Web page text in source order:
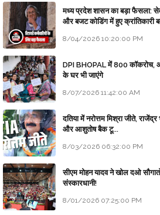
मध्य प्रदेश शासन का बड़ा फैसला:
और बजट कोडिंग में हुए क्रांतिकारी
8/04/2026 10:20:00 PM
DPI BHOPAL में 800 कॉकरोच,
के घर भी जाएंगे
8/07/2026 11:42:00 AM
दतिया में नरोत्तम मिश्रा जीते,
और आशुतोष बैक टू...
8/03/2026 06:32:00 PM
सीएम मोहन यादव ने खोल दओ
संस्कारधानी!
8/01/2026 07:25:00 PM